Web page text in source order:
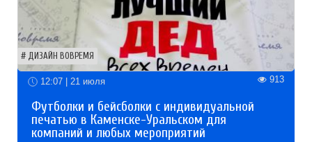
ДИЗАЙН ВОВРЕМЯ
12:07 | 21 июля 913
Футболки и бейсболки с индивидуальной
печатью в Каменске-Уральском для
компаний и любых мероприятий